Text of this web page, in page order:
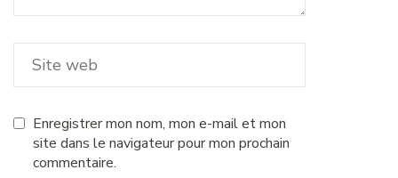
Enregistrer mon nom, mon e-mail et mon
site dans le navigateur pour mon prochain
commentaire.